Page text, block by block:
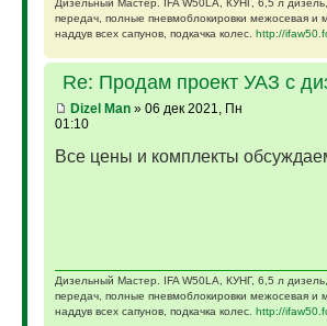
Дизельный Мастер. IFA W50LA, КУНГ, 6,5 л
передач, полные пневмоблокировки межосевая и
наддув всех сапунов, подкачка колес. http://
Re: Продам проект УАЗ с
Dizel Man» 06 дек 2021, Пн
01:10
Все цены и комплекты
Дизельный Мастер. IFA W50LA, КУНГ, 6,5 л
передач, полные пневмоблокировки межосевая и
наддув всех сапунов, подкачка колес. http://